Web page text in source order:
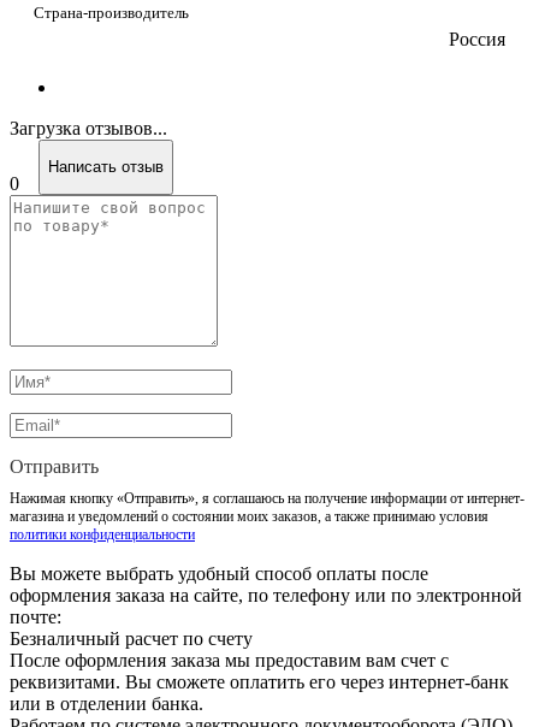
Страна-производитель
Россия
Загрузка отзывов...
0
Написать отзыв
Отправить
Нажимая кнопку «Отправить», я соглашаюсь на получение информации от интернет-
магазина и уведомлений о состоянии моих заказов, а также принимаю условия
политики конфиденциальности
Вы можете выбрать удобный способ оплаты после
оформления заказа на сайте, по телефону или по электронной
почте:
Безналичный расчет по счету
После оформления заказа мы предоставим вам счет с
реквизитами. Вы сможете оплатить его через интернет-банк
или в отделении банка.